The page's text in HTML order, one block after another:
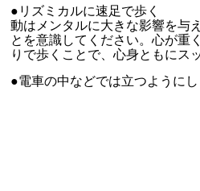
●リズ
動はメンタルに大きな影響を与
とを意識してください。心が重
りで歩くことで、心身ともにス
●電車の中などでは立つようにし